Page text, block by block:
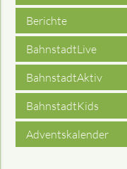
Berichte
BahnstadtLive
BahnstadtAktiv
BahnstadtKids
Adventskalender